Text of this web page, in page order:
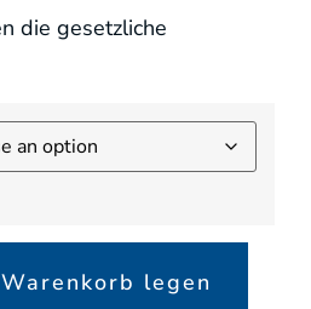
die gesetzliche
legen